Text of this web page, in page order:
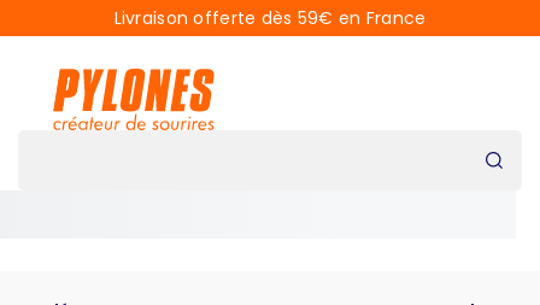
Livraison offerte dès 59€ en France